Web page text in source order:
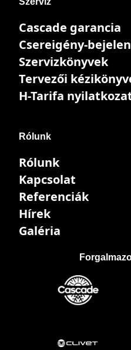
Cascade garancia
Csereigény-
Szervizkönyvek
Tervezői
H-Tarifa
Rólunk
Rólunk
Kapcsolat
Referenciák
Hírek
Galéria